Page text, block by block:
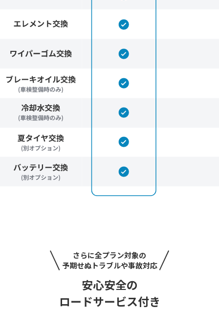
さらに全プラン対象の
予期せぬトラブルや事故対応
安心安全の
ロードサービス付き